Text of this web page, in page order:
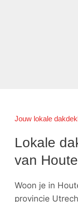
Jouw lokale
Lokale
van
Woon je in
provincie